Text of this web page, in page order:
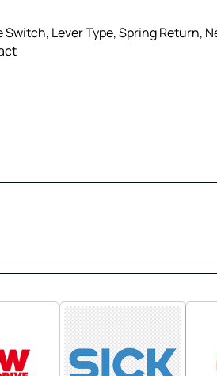
Lever Type, Spring Return,